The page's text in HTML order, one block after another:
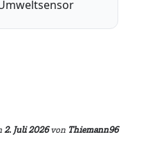
2. Juli 2026von Thiemann96